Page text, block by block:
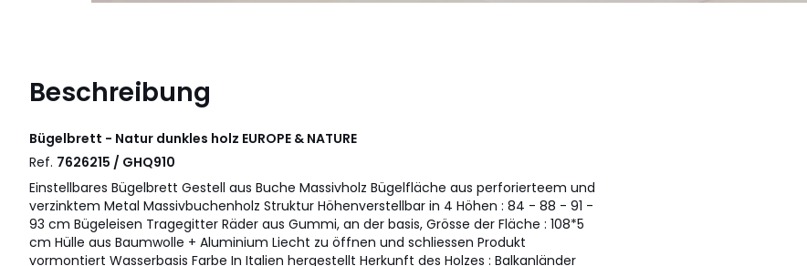
Beschreibung
Bügelbrett - Natur dunkles holz EUROPE & NATURE
Ref. 7626215 / GHQ910
Einstellbares Bügelbrett Gestell aus Buche Massivholz Bügelfläche aus perforierteem und
verzinktem Metal Massivbuchenholz Struktur Höhenverstellbar in 4 Höhen : 84 - 88 - 91 -
93 cm Bügeleisen Tragegitter Räder aus Gummi, an der basis, Grösse der Fläche : 108*5
cm Hülle aus Baumwolle + Aluminium Liecht zu öffnen und schliessen Produkt
vormontiert Wasserbasis Farbe In Italien hergestellt Herkunft des Holzes : Balkanländer